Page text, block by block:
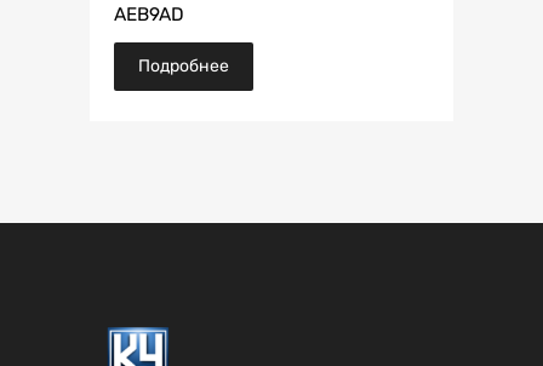
AEB9AD
Подробнее